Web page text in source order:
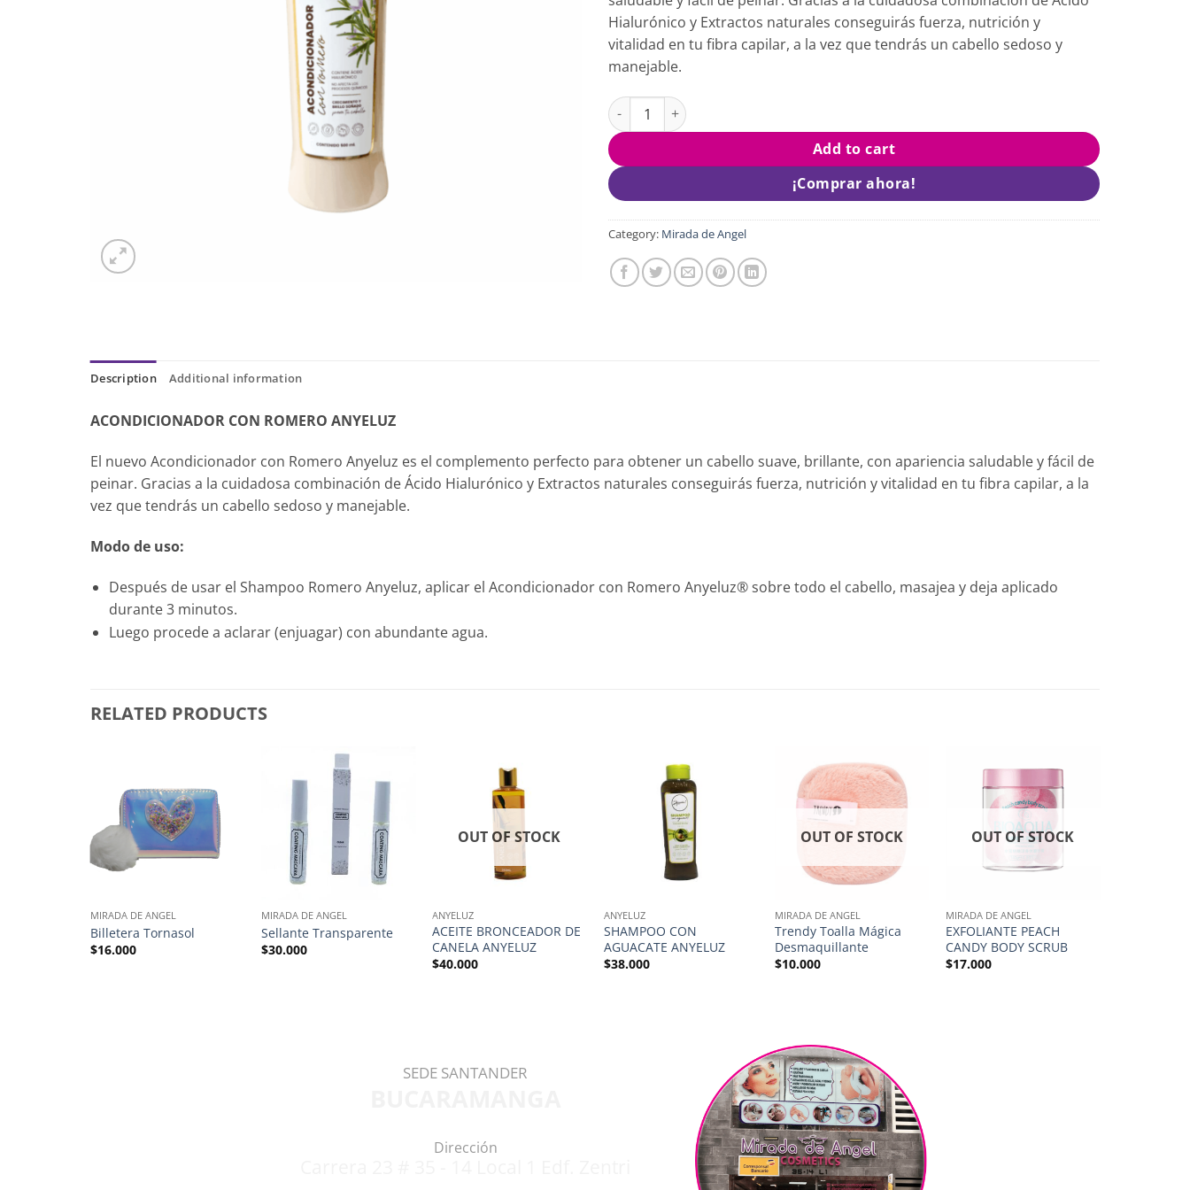
Hialurónico y Extractos naturales conseguirás fuerza, nutrición y
vitalidad en tu fibra capilar, a la vez que tendrás un cabello sedoso y
manejable.
ACONDICIONADOR CON ROMERO ANYELUZ quantity
Add to cart
¡Comprar ahora!
Category: Mirada de Angel
Description Additional information
ACONDICIONADOR CON ROMERO ANYELUZ
El nuevo Acondicionador con Romero Anyeluz es el complemento perfecto para obtener un cabello suave, brillante, con apariencia saludable y fácil de
peinar. Gracias a la cuidadosa combinación de Ácido Hialurónico y Extractos naturales conseguirás fuerza, nutrición y vitalidad en tu fibra capilar, a la
vez que tendrás un cabello sedoso y manejable.
Modo de uso:
Después de usar el Shampoo Romero Anyeluz, aplicar el Acondicionador con Romero Anyeluz® sobre todo el cabello, masajea y deja aplicado
durante 3 minutos.
Luego procede a aclarar (enjuagar) con abundante agua.
RELATED PRODUCTS
MIRADA DE ANGEL
Billetera Tornasol
$16.000
MIRADA DE ANGEL
Sellante Transparente
$30.000
OUT OF STOCK
ANYELUZ
ACEITE BRONCEADOR DE
CANELA ANYELUZ
$40.000
ANYELUZ
SHAMPOO CON
AGUACATE ANYELUZ
$38.000
OUT OF STOCK
MIRADA DE ANGEL
Trendy Toalla Mágica
Desmaquillante
$10.000
OUT OF STOCK
MIRADA DE ANGEL
EXFOLIANTE PEACH
CANDY BODY SCRUB
$17.000
SEDE SANTANDER
Dirección